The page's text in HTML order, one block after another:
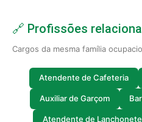
🔗 Profissões
Cargos da mesma família
Atendente de Cafeteria
Auxiliar de Garçom
Atendente de Lanchonete